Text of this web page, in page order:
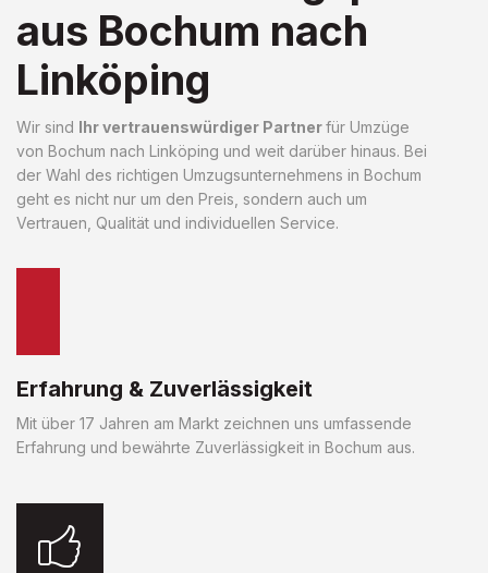
aus Bochum nach
Linköping
Wir sind Ihr vertrauenswürdiger Partnerfür Umzüge
von Bochum nach Linköping und weit darüber hinaus. Bei
der Wahl des richtigen Umzugsunternehmens in Bochum
geht es nicht nur um den Preis, sondern auch um
Vertrauen, Qualität und individuellen Service.
Erfahrung & Zuverlässigkeit
Mit über 17 Jahren am Markt zeichnen uns umfassende
Erfahrung und bewährte Zuverlässigkeit in Bochum aus.